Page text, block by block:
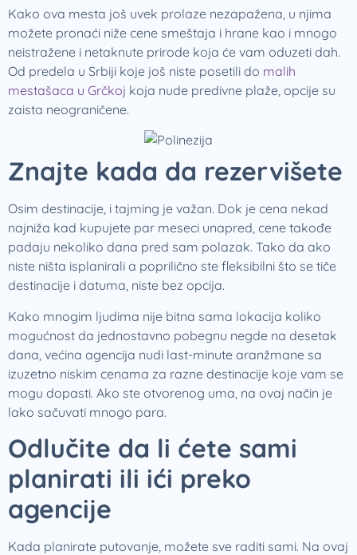
Kako ova mesta još uvek prolaze nezapažena, u njima
možete pronaći niže cene smeštaja i hrane kao i mnogo
neistražene i netaknute prirode koja će vam oduzeti dah.
Od predela u Srbiji koje još niste posetili do malih
mestašaca u Grčkoj koja nude predivne plaže, opcije su
zaista neograničene.
Znajte kada da rezervišete
Osim destinacije, i tajming je važan. Dok je cena nekad
najniža kad kupujete par meseci unapred, cene takođe
padaju nekoliko dana pred sam polazak. Tako da ako
niste ništa isplanirali a poprilično ste fleksibilni što se tiče
destinacije i datuma, niste bez opcija.
Kako mnogim ljudima nije bitna sama lokacija koliko
mogućnost da jednostavno pobegnu negde na desetak
dana, većina agencija nudi last-minute aranžmane sa
izuzetno niskim cenama za razne destinacije koje vam se
mogu dopasti. Ako ste otvorenog uma, na ovaj način je
lako sačuvati mnogo para.
Odlučite da li ćete sami
planirati ili ići preko
agencije
Kada planirate putovanje, možete sve raditi sami. Na ovaj